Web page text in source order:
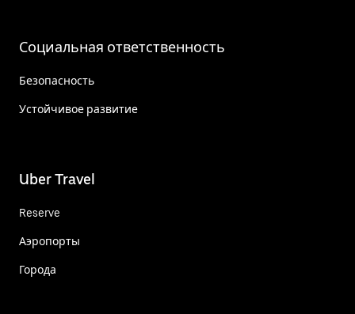
Социальная ответственность
Безопасность
Устойчивое развитие
Uber Travel
Reserve
Аэропорты
Города